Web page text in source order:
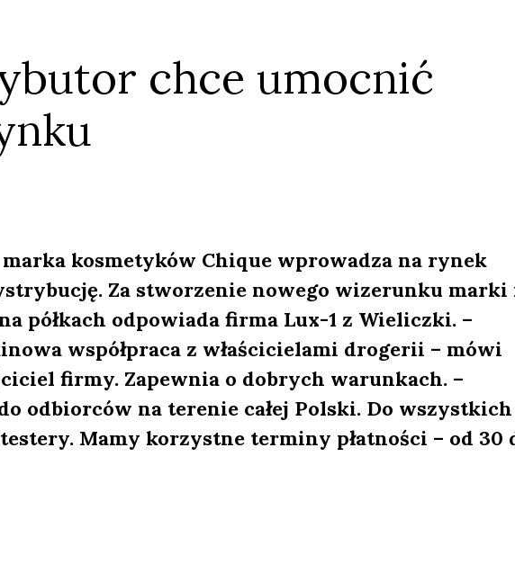
chce umocnić
kosmetyków Chique wprowadza na rynek
Za stworzenie nowego wizerunku marki
półkach odpowiada firma Lux-1 z Wieliczki. –
współpraca z właścicielami drogerii – mówi
firmy. Zapewnia o dobrych warunkach. –
odbiorców na terenie całej Polski. Do wszystkich
Mamy korzystne terminy płatności – od 30